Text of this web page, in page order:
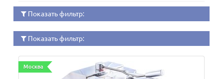
Показать фильтр:
Показать фильтр:
Москва